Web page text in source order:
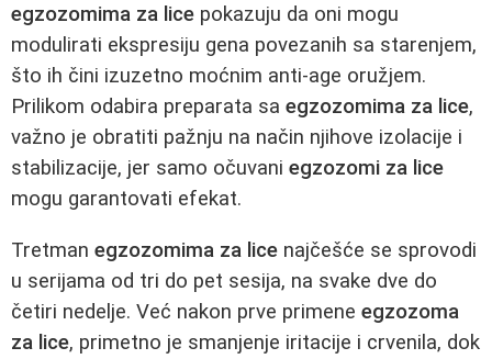
egzozomima za lice pokazuju da oni mogu
modulirati ekspresiju gena povezanih sa starenjem,
što ih čini izuzetno moćnim anti-age oružjem.
Prilikom odabira preparata sa egzozomima za lice,
važno je obratiti pažnju na način njihove izolacije i
stabilizacije, jer samo očuvani egzozomi za lice
mogu garantovati efekat.
Tretman egzozomima za lice najčešće se sprovodi
u serijama od tri do pet sesija, na svake dve do
četiri nedelje. Već nakon prve primene egzozoma
za lice, primetno je smanjenje iritacije i crvenila, dok